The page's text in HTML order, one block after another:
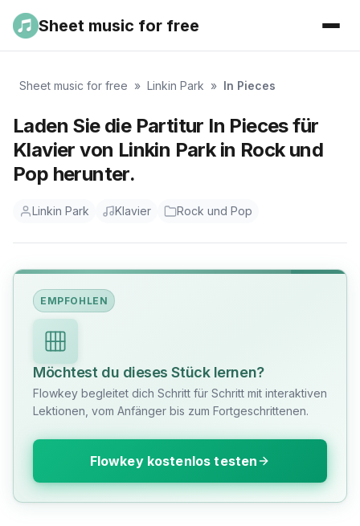
Sheet music for free
Sheet music for free » Linkin Park » In Pieces
Laden Sie die Partitur In Pieces für
Klavier von Linkin Park in Rock und
Pop herunter.
Linkin Park Klavier Rock und Pop
EMPFOHLEN
Möchtest du dieses Stück lernen?
Flowkey begleitet dich Schritt für Schritt mit interaktiven
Lektionen, vom Anfänger bis zum Fortgeschrittenen.
Flowkey kostenlos testen